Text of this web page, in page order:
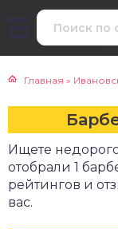
Главная »
Ищете
отобрали 1
рейтингов и
вас.